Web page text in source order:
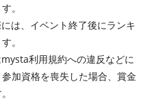
。
は、イベント終了後にランキ
。
利用規約への違反などに
加資格を喪失した場合、賞金